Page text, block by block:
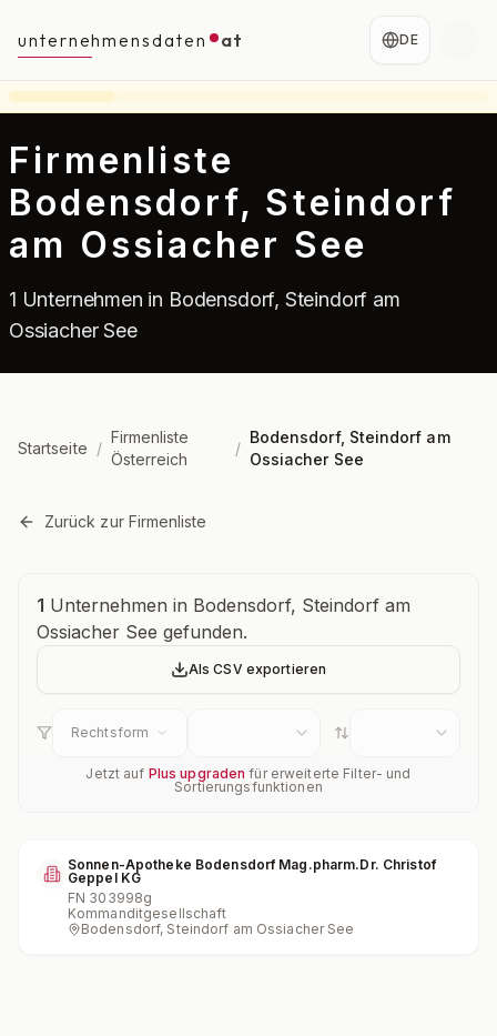
unternehmensdaten at DE
Firmenliste
Bodensdorf, Steindorf
am Ossiacher See
1 Unternehmen in Bodensdorf, Steindorf am
Ossiacher See
Startseite /
Firmenliste
Österreich
/
Bodensdorf, Steindorf am
Ossiacher See
Zurück zur Firmenliste
Unternehmensübersicht
1 Unternehmen in Bodensdorf, Steindorf am
Ossiacher See gefunden.
Als CSV exportieren
Rechtsform
Jetzt auf Plus upgraden für erweiterte Filter- und
Sortierungsfunktionen
Sonnen-Apotheke Bodensdorf Mag.pharm.Dr. Christof
Geppel KG
FN 303998g
Kommanditgesellschaft
Bodensdorf, Steindorf am Ossiacher See